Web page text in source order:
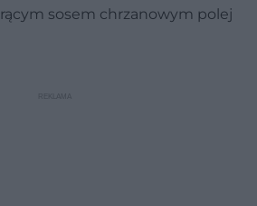
sosem chrzanowym polej